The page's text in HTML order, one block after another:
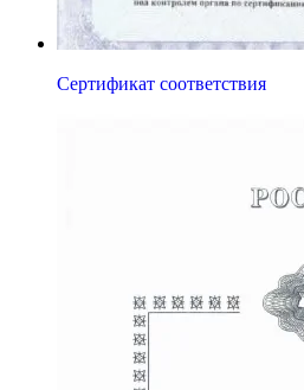
Сертификат соответствия